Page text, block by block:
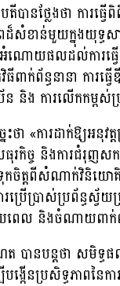
ានថ្លែងថា ការធ្វ
ពដ៏សំខាន់មួយក្នុងយុទ្
ោយផលដល់ការធ្វើធុ
ធីពាក់ព័ន្ធនានា ការ
ន និង ការលើកកម្ព
ះថា «ការដាក់ឱ្យអ
ធុរកិច្ច និងការជំរុញ
កចិត្តពីសំណាក់វិនិយោ
ប្រើប្រាស់ប្រព័ន្ធស្វ័យ
េល និងចំណាយពាក់ព័
ានបន្តថា សមិទ្ធផល
បង្កើនប្រសិទ្ធភាពន